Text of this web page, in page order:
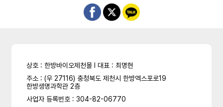
상호 : 한방바이오제천몰 l 대표 : 최명현
주소 : (우 27116) 충청북도 제천시 한방엑스포로19
한방생명과학관 2층
사업자 등록번호 : 304-82-06770